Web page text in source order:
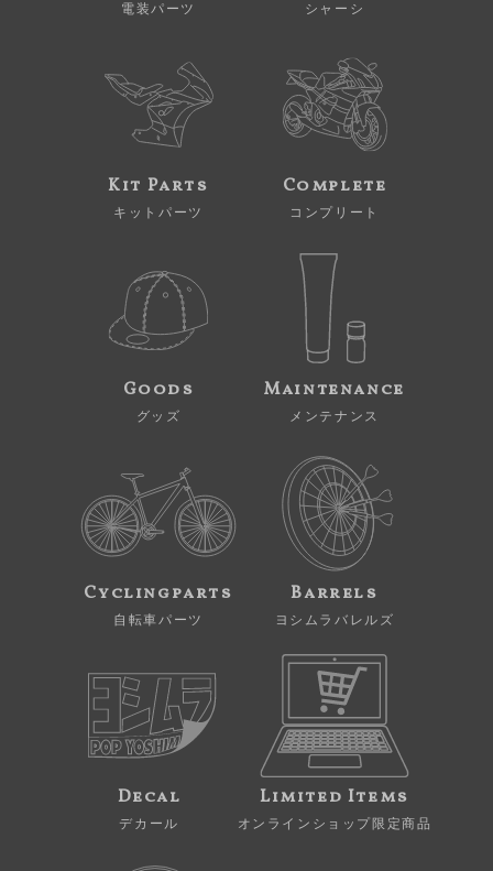
電装パーツ シャーシ
Kit Parts
キットパーツ
Complete
コンプリート
Goods
グッズ
Maintenance
メンテナンス
Cyclingparts
自転車パーツ
Barrels
ヨシムラバレルズ
Decal
デカール
Limited Items
オンラインショップ限定商品